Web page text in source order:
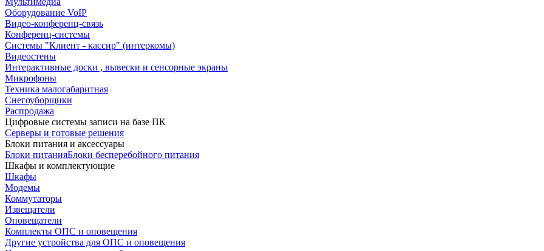
Оборудование VoIP
Видео-конференц-связь
Конференц-системы
Системы "Клиент - кассир" (интеркомы)
Видеостены
Интерактивные доски , вывески и сенсорные экраны
Микрофоны
Техника малогабаритная
Снегоуборщики
Распродажа
Цифровые системы записи на базе ПК
Серверы и готовые решения
Блоки питания и аксессуары
Блоки питанияБлоки бесперебойного питания
Шкафы и комплектующие
Шкафы
Модемы
Коммутаторы
Извещатели
Оповещатели
Комплекты ОПС и оповещения
Другие устройства для ОПС и оповещения